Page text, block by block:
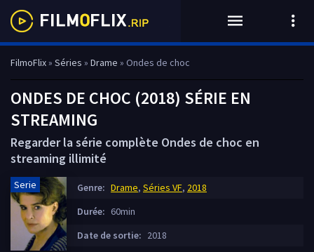
FilmoFlix» Séries » Drame » Ondes de choc
ONDES DE CHOC (2018) SÉRIE EN
STREAMING
Regarder la série complète Ondes de choc en
streaming illimité
Serie Genre: Drame, Séries VF, 2018
Durée: 60min
Date de sortie: 2018